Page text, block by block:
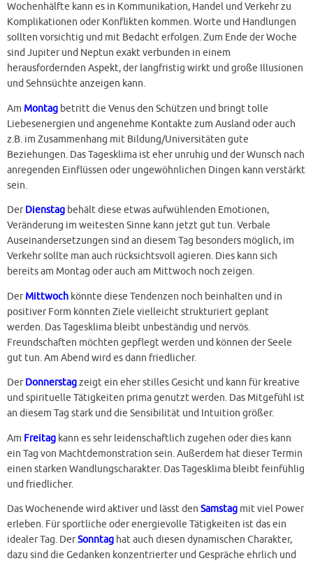
Wochenhälfte kann es in Kommunikation, Handel und Verkehr zu
Komplikationen oder Konflikten kommen. Worte und Handlungen
sollten vorsichtig und mit Bedacht erfolgen. Zum Ende der Woche
sind Jupiter und Neptun exakt verbunden in einem
herausfordernden Aspekt, der langfristig wirkt und große Illusionen
und Sehnsüchte anzeigen kann.
Am Montag betritt die Venus den Schützen und bringt tolle
Liebesenergien und angenehme Kontakte zum Ausland oder auch
z.B. im Zusammenhang mit Bildung/Universitäten gute
Beziehungen. Das Tagesklima ist eher unruhig und der Wunsch nach
anregenden Einflüssen oder ungewöhnlichen Dingen kann verstärkt
sein.
DerDienstag behält diese etwas aufwühlenden Emotionen,
Veränderung im weitesten Sinne kann jetzt gut tun. Verbale
Auseinandersetzungen sind an diesem Tag besonders möglich, im
Verkehr sollte man auch rücksichtsvoll agieren. Dies kann sich
bereits am Montag oder auch am Mittwoch noch zeigen.
DerMittwoch könnte diese Tendenzen noch beinhalten und in
positiver Form könnten Ziele vielleicht strukturiert geplant
werden. Das Tagesklima bleibt unbeständig und nervös.
Freundschaften möchten gepflegt werden und können der Seele
gut tun. Am Abend wird es dann friedlicher.
DerDonnerstagzeigt ein eher stilles Gesicht und kann für kreative
und spirituelle Tätigkeiten prima genutzt werden. Das Mitgefühl ist
an diesem Tag stark und die Sensibilität und Intuition größer.
Am Freitag kann es sehr leidenschaftlich zugehen oder dies kann
ein Tag von Machtdemonstration sein. Außerdem hat dieser Termin
einen starken Wandlungscharakter. Das Tagesklima bleibt feinfühlig
und friedlicher.
Das Wochenende wird aktiver und lässt den Samstag mit viel Power
erleben. Für sportliche oder energievolle Tätigkeiten ist das ein
idealer Tag. DerSonntag hat auch diesen dynamischen Charakter,
dazu sind die Gedanken konzentrierter und Gespräche ehrlich und